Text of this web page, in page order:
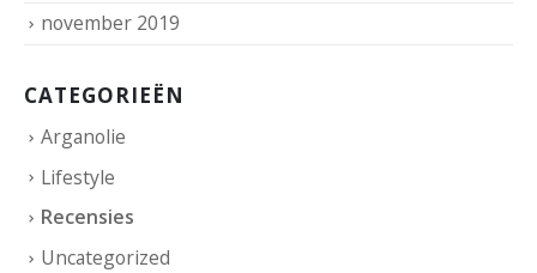
november 2019
CATEGORIEËN
Arganolie
Lifestyle
Recensies
Uncategorized